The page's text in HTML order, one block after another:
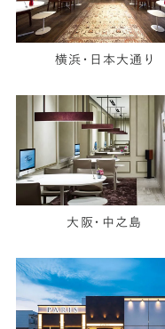
横浜・日本大通り
大阪・中之島